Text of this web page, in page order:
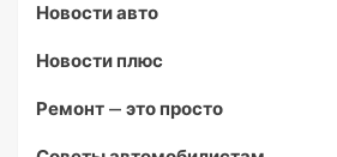
Новости авто
Новости плюс
Ремонт — это просто